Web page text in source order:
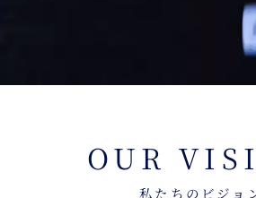
OUR
私たちのビジョ